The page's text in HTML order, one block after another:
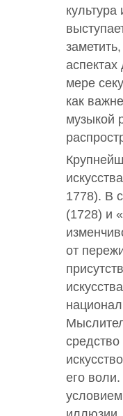
мере
как
музыкой
1778). В
(1728) и
от
его